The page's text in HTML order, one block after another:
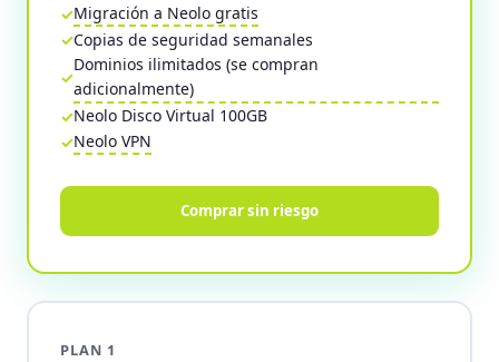
Migración a Neolo gratis
Copias de seguridad semanales
Dominios ilimitados (se compran
adicionalmente)
Neolo Disco Virtual 100GB
Neolo VPN
Comprar sin riesgo
PLAN 1